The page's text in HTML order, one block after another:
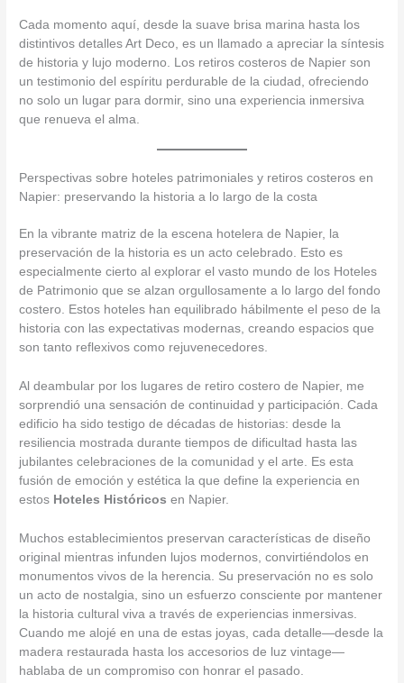
Cada momento aquí, desde la suave brisa marina hasta los
distintivos detalles Art Deco, es un llamado a apreciar la síntesis
de historia y lujo moderno. Los retiros costeros de Napier son
un testimonio del espíritu perdurable de la ciudad, ofreciendo
no solo un lugar para dormir, sino una experiencia inmersiva
que renueva el alma.
Perspectivas sobre hoteles patrimoniales y retiros costeros en
Napier: preservando la historia a lo largo de la costa
En la vibrante matriz de la escena hotelera de Napier, la
preservación de la historia es un acto celebrado. Esto es
especialmente cierto al explorar el vasto mundo de los Hoteles
de Patrimonio que se alzan orgullosamente a lo largo del fondo
costero. Estos hoteles han equilibrado hábilmente el peso de la
historia con las expectativas modernas, creando espacios que
son tanto reflexivos como rejuvenecedores.
Al deambular por los lugares de retiro costero de Napier, me
sorprendió una sensación de continuidad y participación. Cada
edificio ha sido testigo de décadas de historias: desde la
resiliencia mostrada durante tiempos de dificultad hasta las
jubilantes celebraciones de la comunidad y el arte. Es esta
fusión de emoción y estética la que define la experiencia en
estos Hoteles Históricos en Napier.
Muchos establecimientos preservan características de diseño
original mientras infunden lujos modernos, convirtiéndolos en
monumentos vivos de la herencia. Su preservación no es solo
un acto de nostalgia, sino un esfuerzo consciente por mantener
la historia cultural viva a través de experiencias inmersivas.
Cuando me alojé en una de estas joyas, cada detalle—desde la
madera restaurada hasta los accesorios de luz vintage—
hablaba de un compromiso con honrar el pasado.